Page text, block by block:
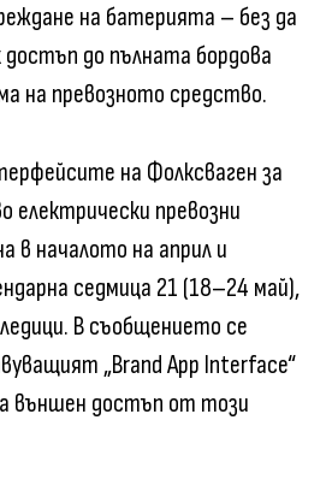
на батерията – без да
до пълната бордова
на превозното средство.
на Фолксваген за
електрически превозни
в началото на април и
седмица 21 (18–24 май),
В съобщението се
„Brand App Interface“
външен достъп от този